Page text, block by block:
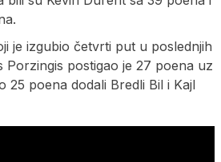
je izgubio četvrti put u poslednjih
Porzingis postigao je 27 poena uz
25 poena dodali Bredli Bil i Kajl